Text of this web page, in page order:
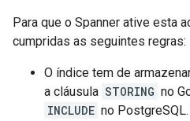
Para que o Spanner ative esta
cumpridas as seguintes regras:
O índice tem de
a cláusula STORING no
INCLUDE no